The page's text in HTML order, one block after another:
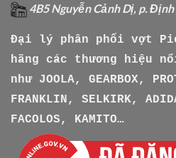
4B5 Nguyễn Cảnh Dị, p.
Đại lý phân phối vợt
hãng các thương hiệu
như
JOOLA, GEARBOX,
FRANKLIN, SELKIRK,
FACOLOS, KAMITO…